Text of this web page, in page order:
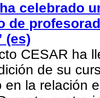
celebrado
de
(es)
CESAR ha
de su
en la relación